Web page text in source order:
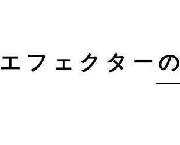
エフェクターの